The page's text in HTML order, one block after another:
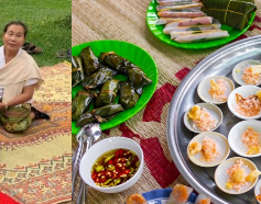
voyageurs en solo
l’idée vous attire mais
comment commencer,
montre la vie
clairement que le regard d’un
Huy Nguyen et je viens
chaque virage et
article, je partage les
préparer un voyage à
mémorable sur ces